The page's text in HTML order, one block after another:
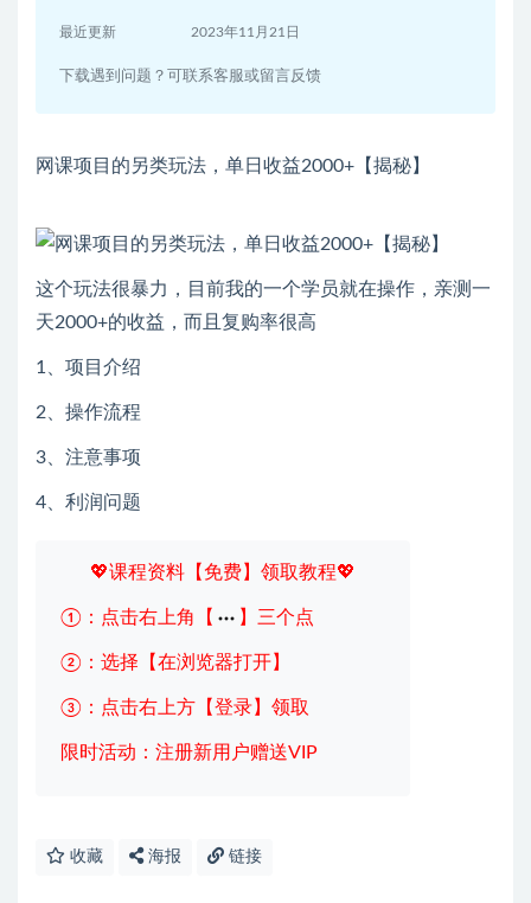
最近更新 2023年11月21日
下载遇到问题？可联系客服或留言反馈
网课项目的另类玩法，单日收益2000+【揭秘】
这个玩法很暴力，目前我的一个学员就在操作，亲测一
天2000+的收益，而且复购率很高
1、项目介绍
2、操作流程
3、注意事项
4、利润问题
💖课程资料【免费】领取教程💖
①：点击右上角【 】三个点
②：选择【在浏览器打开】
③：点击右上方【登录】领取
限时活动：注册新用户赠送VIP
收藏 海报 链接